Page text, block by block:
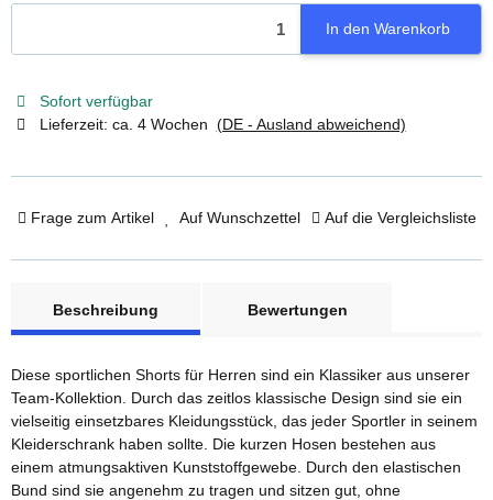
In den Warenkorb
Sofort verfügbar
Lieferzeit: ca. 4 Wochen (DE - Ausland abweichend)
Frage zum Artikel Auf Wunschzettel Auf die Vergleichsliste
Beschreibung
Bewertungen
Diese sportlichen Shorts für Herren sind ein Klassiker aus unserer
Team-Kollektion. Durch das zeitlos klassische Design sind sie ein
vielseitig einsetzbares Kleidungsstück, das jeder Sportler in seinem
Kleiderschrank haben sollte. Die kurzen Hosen bestehen aus
einem atmungsaktiven Kunststoffgewebe. Durch den elastischen
Bund sind sie angenehm zu tragen und sitzen gut, ohne